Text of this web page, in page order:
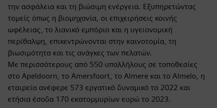
την ασφάλεια και τη βιώσιμη ενέργεια. Εξυπηρετώντας
τομείς όπως η βιομηχανία, οι επιχειρήσεις κοινής
ωφέλειας, το λιανικό εμπόριο και η υγειονομική
περίθαλψη, επικεντρώνονται στην καινοτομία, τη
βιωσιμότητα και τις ανάγκες των πελατών.
Με περισσότερους από 550 υπαλλήλους σε τοποθεσίες
στο Apeldoorn, το Amersfoort, το Almere και το Almelo, η
εταιρεία ανέφερε 573 εργατικό δυναμικό το 2022 και
ετήσια έσοδα 170 εκατομμυρίων ευρώ το 2023.